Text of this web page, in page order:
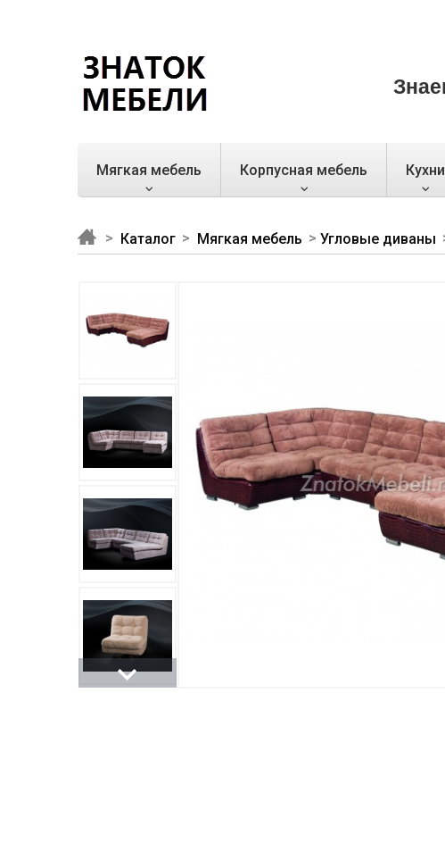
Мягкая мебель Корпусная мебель Кухни
Каталог Мягкая мебель Угловые диваны